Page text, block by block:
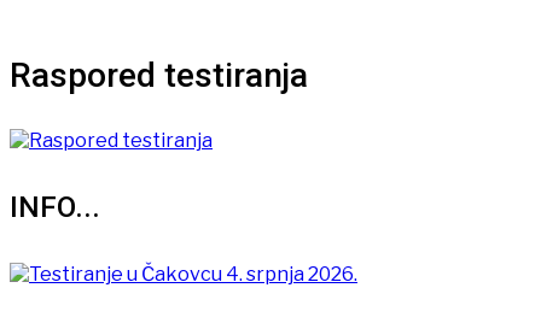
Raspored testiranja
INFO...